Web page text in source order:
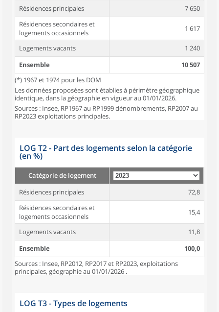
Résidences principales
7 650
Résidences secondaires et
logements occasionnels
1 617
Logements vacants
1 240
Ensemble
10 507
(*) 1967 et 1974 pour les DOM
Les données proposées sont établies à périmètre géographique
identique, dans la géographie en vigueur au 01/01/2026.
Sources : Insee, RP1967 au RP1999 dénombrements, RP2007 au
RP2023 exploitations principales.
LOG T2 - Part des logements selon la catégorie
(en %)
Catégorie de logement
Résidences principales
72,8
Résidences secondaires et
logements occasionnels
15,4
Logements vacants
11,8
Ensemble
100,0
Sources : Insee, RP2012, RP2017 et RP2023, exploitations
principales, géographie au 01/01/2026 .
LOG T3 - Types de logements